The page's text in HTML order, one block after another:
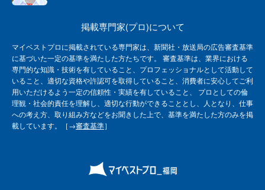
掲載専門家(プロ)について
マイベストプロに掲載されている専門家は、新聞社・放送局の広告審査基準
に基づいた一定の基準を満たした方たちです。 審査基準は、業界における
専門的な知識・技術を有していること、プロフェッショナルとして活動して
いること、適切な資格や許認可を取得していること、消費者に安心してご利
用いただけるよう一定の信頼性・実績を有していること、 プロとしての倫
理観・社会的責任を理解し、適切な行動ができることとし、人となり、仕事
への考え方、取り組み方などをお聞きした上で、基準を満たした方のみを掲
載しています。［→審査基準］